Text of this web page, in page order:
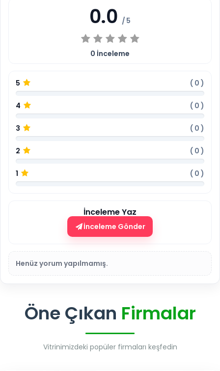
0.0 / 5
0 İnceleme
5 ( 0 )
4 ( 0 )
3 ( 0 )
2 ( 0 )
1 ( 0 )
İnceleme Yaz
İnceleme Gönder
Henüz yorum yapılmamış.
Öne Çıkan Firmalar
Vitrinimizdeki popüler firmaları keşfedin